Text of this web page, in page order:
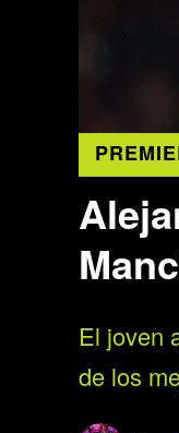
El joven
de los